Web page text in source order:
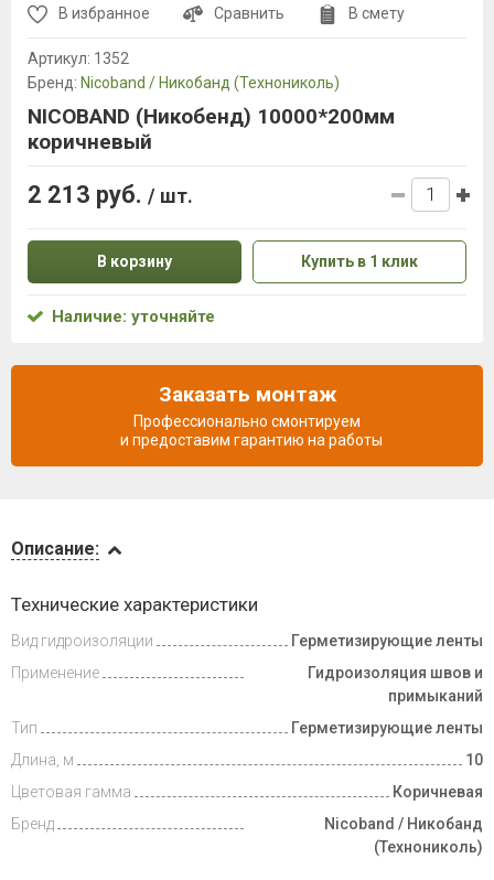
Доставка
и оплата
Описание:
Технические характеристики
Вид гидроизоляции
Герметизирующие ленты
Применение
Гидроизоляция швов и
примыканий
Тип
Герметизирующие ленты
Длина, м
10
Цветовая гамма
Коричневая
Бренд
Nicoband / Никобанд
(Технониколь)
В избранное Сравнить В смету
Артикул: 1352
Бренд: Nicoband / Никобанд (Технониколь)
NICOBAND (Никобенд) 10000*200мм
коричневый
2 213 руб. / шт.
В корзину Купить в 1 клик
Наличие: уточняйте
Заказать монтаж
Профессионально смонтируем
и предоставим гарантию на работы